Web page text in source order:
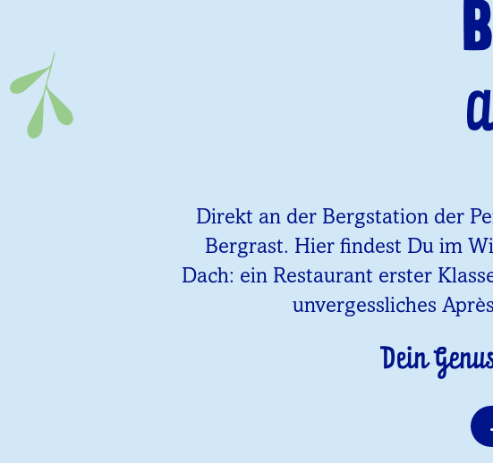
Direkt an der Bergstation der
Bergrast. Hier findest Du im
Dach: ein Restaurant erster
unvergessliches
Dein